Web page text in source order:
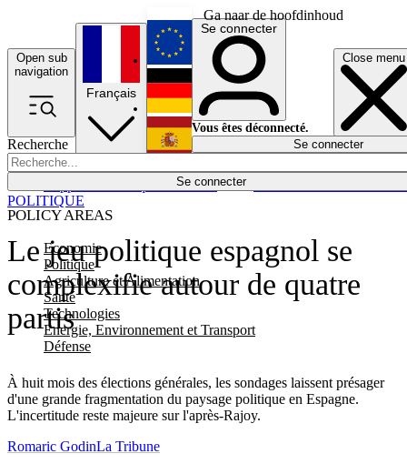
Ga naar de hoofdinhoud
Open sub
navigation
Close menu
Recherche
Se connecter
POLICY AREAS
Economie
Politique
Agriculture et Alimentation
Santé
Technologies
Energie, Environnement et Transport
Défense
Économie
Français
English
Deutsch
Español
Se connecter
Vous êtes déconnecté.
Se connecter
Le jeu politique espagnol se
complexifie autour de quatre
partis
À huit mois des élections générales, les sondages laissent présager
d'une grande fragmentation du paysage politique en Espagne.
L'incertitude reste majeure sur l'après-Rajoy.
POLITIQUE
Romaric GodinLa Tribune